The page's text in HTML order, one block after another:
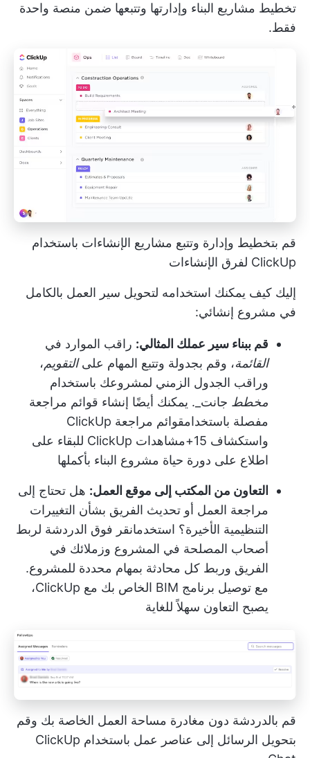
تخطيط مشاريع البناء وإدارتها وتتبعها ضمن منصة واحدة
فقط.
قم بتخطيط وإدارة وتتبع مشاريع الإنشاءات باستخدام
ClickUp لفرق الإنشاءات
إليك كيف يمكنك استخدامه لتحويل سير العمل بالكامل
في مشروع إنشائي:
قم ببناء سير عملك المثالي: راقب الموارد في
القائمة، وقم بجدولة وتتبع المهام علىالتقويم،
وراقب الجدول الزمني لمشروعك باستخدام
مخطط جانت_. يمكنك أيضًا إنشاء قوائم مراجعة
مفصلة باستخدامقوائم مراجعة ClickUp
واستكشاف 15+
مشاهدات ClickUp
للبقاء على
اطلاع على دورة حياة مشروع البناء بأكملها
التعاون من المكتب إلى موقع العمل: هل تحتاج إلى
مراجعة العمل أو تحديث الفريق بشأن التغييرات
التنظيمية الأخيرة؟ استخدمانقر فوق الدردشة لربط
أصحاب المصلحة في المشروع وزملائك في
الفريق وربط كل محادثة بمهام محددة للمشروع.
مع توصيل برنامج BIM الخاص بك مع ClickUp،
يصبح التعاون سهلاً للغاية
قم بالدردشة دون مغادرة مساحة العمل الخاصة بك وقم
بتحويل الرسائل إلى عناصر عمل باستخدام ClickUp